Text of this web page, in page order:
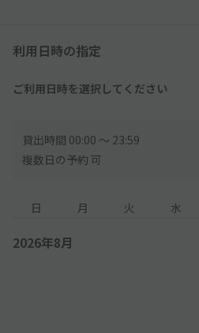
利用日時の指定
ご利用日時を選択してください
貸出時間 00:00 〜 23:59
複数日の予約 可
日 月 火 水
2026年8月